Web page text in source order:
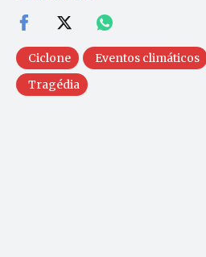
Ciclone Eventos climáticos
Tragédia